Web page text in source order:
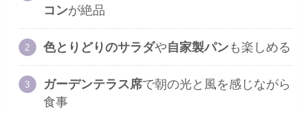
コンが絶品
色とりどりのサラダや自家製パン も楽しめる
ガーデンテラス席で朝の光と風を感じながら
食事